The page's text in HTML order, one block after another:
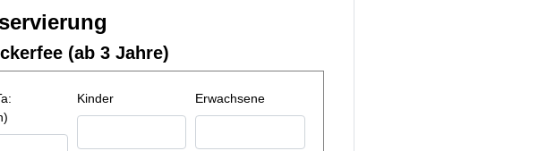
(ab 3 Jahre)
Kinder Erwachsene